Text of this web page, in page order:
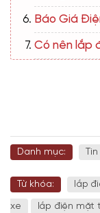
Báo Giá
Có nên lắp
Danh mục:
Từ khóa: lắp
xe lắp điện mặt